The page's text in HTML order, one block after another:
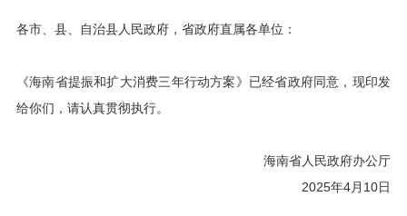
各市、县、自治县人民政府，省政府直属各单位：
《海南省提振和扩大消费三年行动方案》已经省政府同意，现印发
给你们，请认真贯彻执行。
海南省人民政府办公厅
2025年4月10日